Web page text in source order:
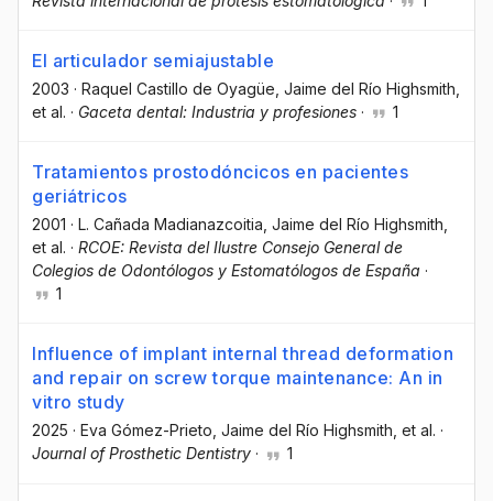
El articulador semiajustable
2003 · Raquel Castillo de Oyagüe , Jaime del Río Highsmith
et al. · Gaceta dental: Industria y profesiones · 1
Tratamientos prostodóncicos en pacientes
geriátricos
2001 · L. Cañada Madianazcoitia , Jaime del Río Highsmith
et al. · RCOE: Revista del Ilustre Consejo General de
Colegios de Odontólogos y Estomatólogos de España ·
1
Influence of implant internal thread deformation
and repair on screw torque maintenance: An in
vitro study
2025 · Eva Gómez-Prieto, Jaime del Río Highsmith, et al. ·
Journal of Prosthetic Dentistry · 1